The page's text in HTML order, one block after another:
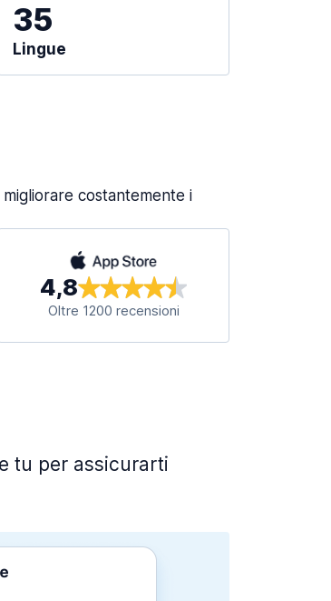
35
Lingue
costantemente i
4,8
Oltre 1200 recensioni
tu per assicurarti